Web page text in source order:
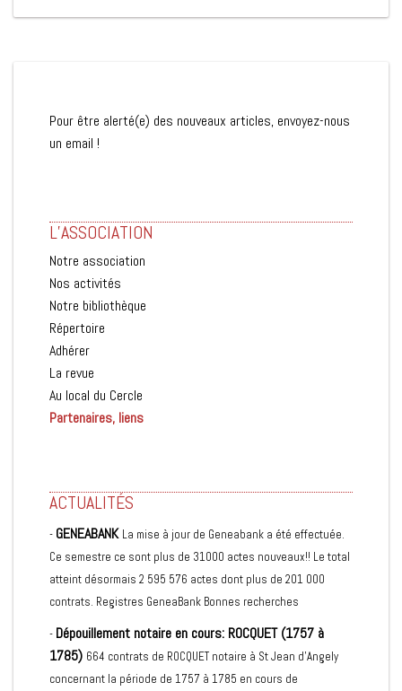
Pour être alerté(e) des nouveaux articles, envoyez-nous
un email !
L’ASSOCIATION
Notre association
Nos activités
Notre bibliothèque
Répertoire
Adhérer
La revue
Au local du Cercle
Partenaires, liens
ACTUALITÉS
- GENEABANK La mise à jour de Geneabank a été effectuée.
Ce semestre ce sont plus de 31000 actes nouveaux!! Le total
atteint désormais 2 595 576 actes dont plus de 201 000
contrats. Registres GeneaBank Bonnes recherches
- Dépouillement notaire en cours: ROCQUET (1757 à
1785) 664 contrats de ROCQUET notaire à St Jean d'Angely
concernant la période de 1757 à 1785 en cours de